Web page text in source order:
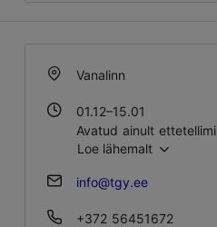
Vanalinn
01.12–15.01
Avatud ainult
Loe lähemalt
info@tgy.ee
+372 56451672